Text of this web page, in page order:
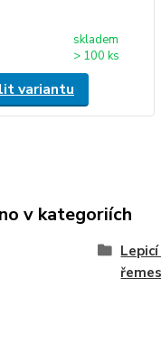
skladem
> 100 ks
variantu
v kategoriích